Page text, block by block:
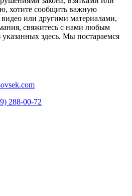
хотите сообщить важную
или другими материалами,
свяжитесь с нами любым
здесь. Мы постараемся
288-00-72